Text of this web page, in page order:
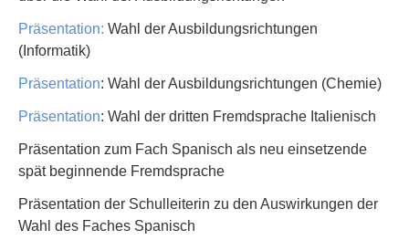
Präsentation: Wahl der Ausbildungsrichtungen
(Informatik)
Präsentation: Wahl der Ausbildungsrichtungen (Chemie)
Präsentation: Wahl der dritten Fremdsprache Italienisch
Präsentation zum Fach Spanisch als neu einsetzende
spät beginnende Fremdsprache
Präsentation der Schulleiterin zu den Auswirkungen der
Wahl des Faches Spanisch